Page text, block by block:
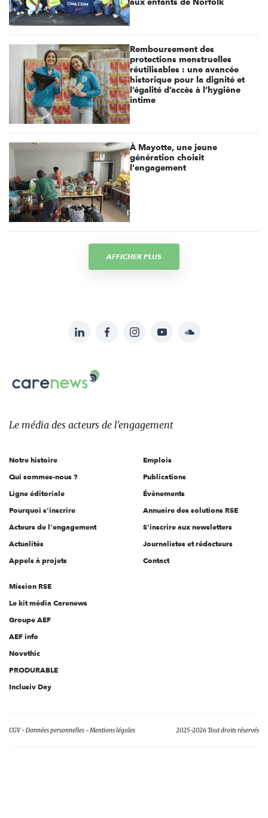
Remboursement des
protections menstruelles
réutilisables : une avancée
historique pour la dignité et
l’égalité d’accès à l’hygiène
intime
À Mayotte, une jeune
génération choisit
l'engagement
AFFICHER PLUS
sur:
LinkedInFacebookInstagramYouTubeSoundcloud
Le
des
l'engagement
Le média des acteurs de l'engagement
Notre histoire
Qui sommes-nous ?
Ligne éditoriale
Pourquoi s'inscrire
Acteurs de l'engagement
Actualités
Appels à projets
Emplois
Publications
Évènements
Annuaire des solutions RSE
S'inscrire aux newsletters
Journalistes et rédacteurs
Contact
Mission RSE
Le kit média Carenews
Groupe AEF
AEF info
Novethic
PRODURABLE
Inclusiv Day
CGV Données personnelles Mentions légales 2025-2026 Tout droits réservés